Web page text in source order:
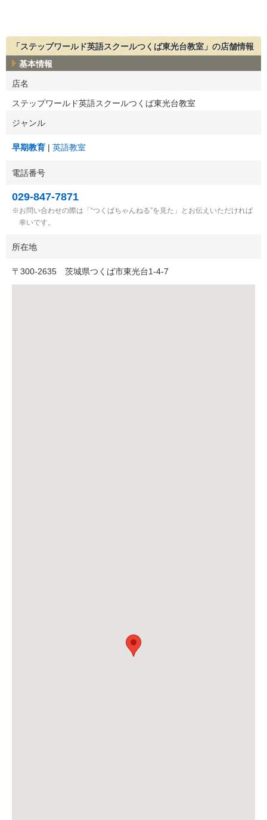
「ステップワールド英語スクールつくば東光台教室」の店舗情報
基本情報
店名
ステップワールド英語スクールつくば東光台教室
ジャンル
早期教育 英語教室
電話番号
029-847-7871
お問い合わせの際は「“つくばちゃんねる”を見た」とお伝えいただければ
幸いです。
所在地
〒 300-2635 茨城県つくば市東光台1-4-7